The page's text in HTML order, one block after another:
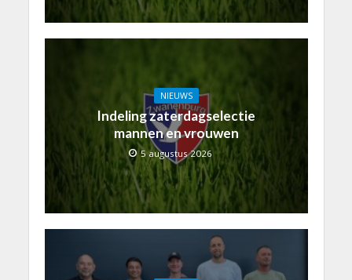
NIEUWS
Indeling zaterdagselectie
mannen en vrouwen
5 augustus 2026